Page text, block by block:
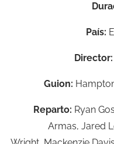
País:
Director:
Guion:
Reparto: Ryan
Armas, Jared